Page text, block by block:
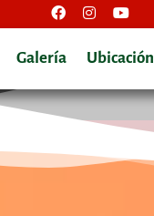
Galería Ubicación